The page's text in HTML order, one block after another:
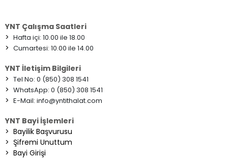
YNT Çalışma Saatleri
> Hafta içi: 10.00 ile 18.00
> Cumartesi: 10.00 ile 14.00
YNT İletişim Bilgileri
> Tel No: 0 (850) 308 1541
> WhatsApp: 0 (850) 308 1541
> E-Mail: info@yntithalat.com
YNT Bayi İşlemleri
> Bayilik Başvurusu
> Şifremi Unuttum
> Bayi Girişi